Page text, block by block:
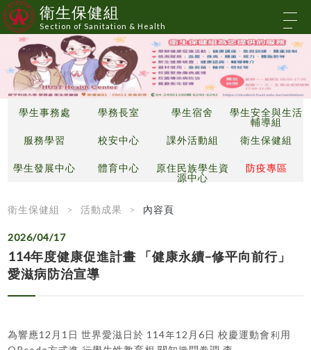
衛生保健組
Section of Sanitation & Health
學生事務處 學務長室 學生宿舍
學生安全與生活
輔導組
服務學習
校安中心 課外活動組 衛生保健組
學生發展中心 體育中心
原住民族學生資
源中心
防疫專區
衛生保健組 活動成果 內容頁
2026/04/17
114年度健康促進計畫 「健康永續–修平向前行」
愛滋病防治宣導
為響應12月1日 世界愛滋日於 114年12月6日 校慶運動會利用